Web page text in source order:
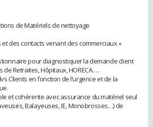
de Matériels de nettoyage
et des contacts venant des commerciaux «
pour diagnostiquer la demande client
de Retraites, Hôpitaux, HORECA….
Clients en fonction de l’urgence et de la
et cohérente avec assurance du matériel seul
Balayeuses, IE, Monobrosses…) de